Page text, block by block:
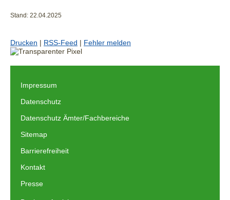
Stand: 22.04.2025
Drucken | RSS-Feed | Fehler melden
Impressum
Datenschutz
Datenschutz Ämter/Fachbereiche
Sitemap
Barrierefreiheit
Kontakt
Presse